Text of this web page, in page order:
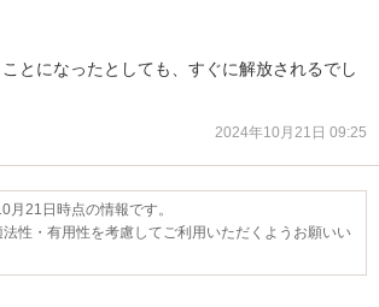
とになったとしても、すぐに解放されるでし
2024年10月21日 09:25
月21日時点の情報です。
法性・有用性を考慮してご利用いただくようお願いい